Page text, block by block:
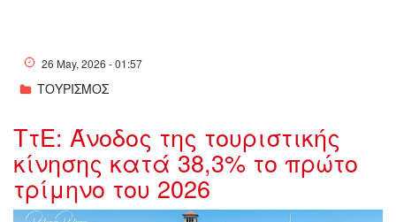
26 May, 2026 - 01:57
ΤΟΥΡΙΣΜΟΣ
ΤτΕ: Άνοδος της τουριστικής
κίνησης κατά 38,3% το πρώτο
τρίμηνο του 2026